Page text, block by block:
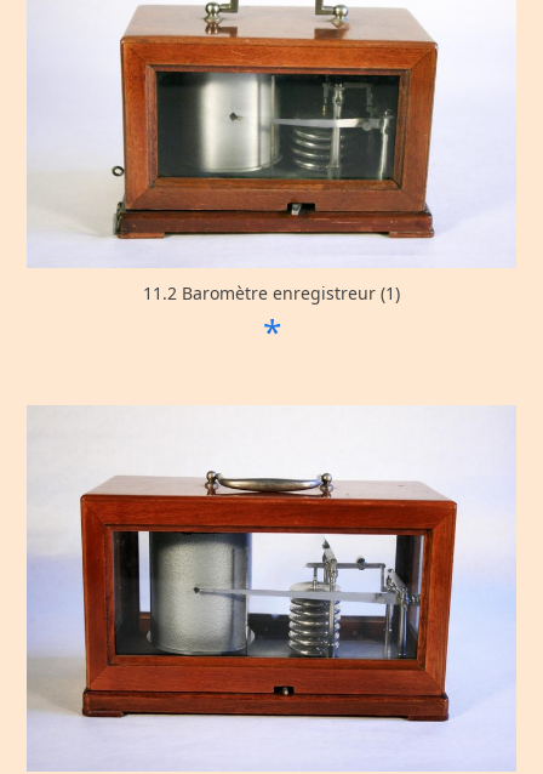
11.2 Baromètre enregistreur (1)
*